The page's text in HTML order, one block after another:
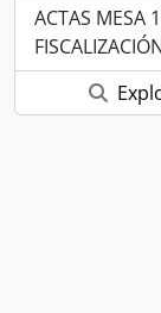
ACTAS MESA